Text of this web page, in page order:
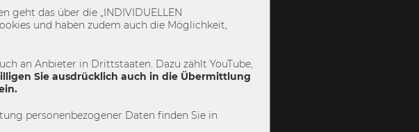
geht das über die „INDIVIDUELLEN
und haben zudem auch die Möglichkeit,
an Anbieter in Drittstaaten. Dazu zählt YouTube,
Sie ausdrücklich auch in die Übermittlung
personenbezogener Daten finden Sie in